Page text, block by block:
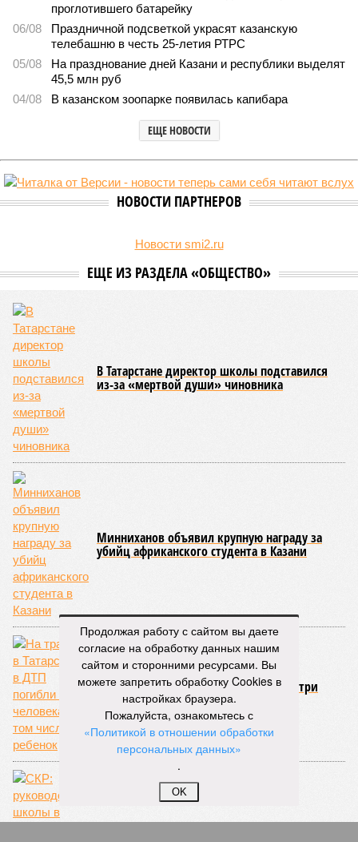
проглотившего батарейку
06/08
Праздничной подсветкой украсят казанскую
телебашню в честь 25-летия РТРС
05/08
На празднование дней Казани и республики выделят
45,5 млн руб
04/08
В казанском зоопарке появилась капибара
ЕЩЕ НОВОСТИ
НОВОСТИ ПАРТНЕРОВ
Новости smi2.ru
ЕЩЕ ИЗ РАЗДЕЛА «ОБЩЕСТВО»
В Татарстане директор школы подставился
из-за «мертвой души» чиновника
Минниханов объявил крупную награду за
убийц африканского студента в Казани
На трассе в Татарстане в ДТП погибли три
человека, в том числе ребенок
Продолжая работу с сайтом вы даете
согласие на обработку данных нашим
сайтом и сторонними ресурсами. Вы
можете запретить обработку Cookies в
настройках браузера.
Пожалуйста, ознакомьтесь с
«Политикой в отношении обработки
персональных данных»
.
OK